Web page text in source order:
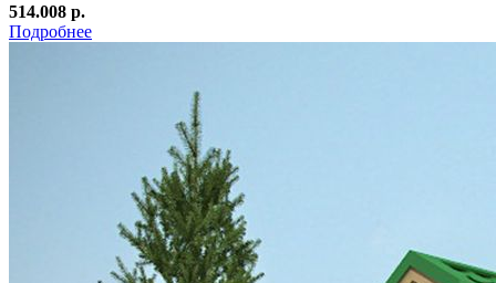
514.008 р.
Подробнее